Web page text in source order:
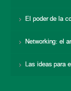
El poder de la
Networking: el
Las ideas para